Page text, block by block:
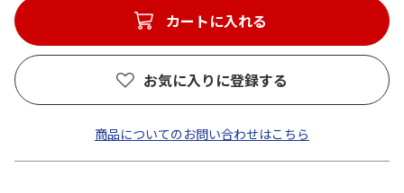
カートに入れる
お気に入りに登録する
商品についてのお問い合わせはこちら